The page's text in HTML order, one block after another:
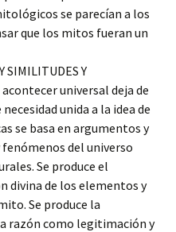
se parecían a los
que los mitos fueran un
SIMILITUDES Y
acontecer universal deja de
unida a la idea de
se basa en argumentos y
del universo
Se produce el
divina de los elementos y
Se produce la
razón como legitimación y